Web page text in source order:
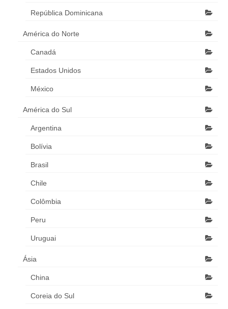
República Dominicana
América do Norte
Canadá
Estados Unidos
México
América do Sul
Argentina
Bolívia
Brasil
Chile
Colômbia
Peru
Uruguai
Ásia
China
Coreia do Sul